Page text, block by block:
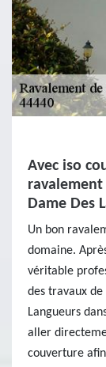
Avec iso
Dame Des
Un bon
domaine.
véritable
des travaux
Langueurs
aller
couverture afin